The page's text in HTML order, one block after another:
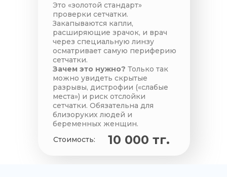
Это «золотой стандарт»
проверки сетчатки.
Закапываются капли,
расширяющие зрачок, и врач
через специальную линзу
осматривает самую периферию
сетчатки.
Зачем это нужно? Только так
можно увидеть скрытые
разрывы, дистрофии («слабые
места») и риск отслойки
сетчатки. Обязательна для
близоруких людей и
беременных женщин.
10 000 тг.
Стоимость: